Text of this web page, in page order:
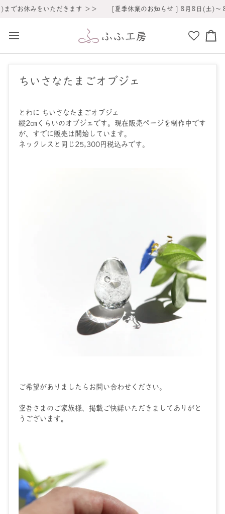
コ
お休みをいただきます ＞＞ [夏季休業のお知らせ ] 8月8日(土)～８
カ
ちいさなたまごオブジェ
とわに ちいさなたまごオブジェ
縦2㎝くらいのオブジェです。現在販売ページを制作中です
が、すでに販売は開始しています。
ネックレスと同じ25,300円税込みです。
ご希望がありましたらお問い合わせください。
空吾さまのご家族様、掲載ご快諾いただきましてありがと
うございます。